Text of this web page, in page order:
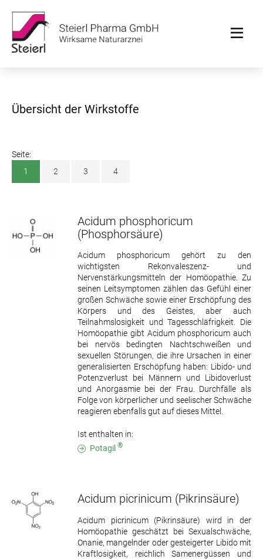
Übersicht der Wirkstoffe
Seite:
1
2 3 4
Acidum phosphoricum
(Phosphorsäure)
Acidum phosphoricum gehört zu den
wichtigsten Rekonvaleszenz- und
Nervenstärkungsmitteln der Homöopathie. Zu
seinen Leitsymptomen zählen das Gefühl einer
großen Schwäche sowie einer Erschöpfung des
Körpers und des Geistes, aber auch
Teilnahmslosigkeit und Tagesschläfrigkeit. Die
Homöopathie gibt Acidum phosphoricum auch
bei nervös bedingten Nachtschweißen und
sexuellen Störungen, die ihre Ursachen in einer
generalisierten Erschöpfung haben: Libido- und
Potenzverlust bei Männern und Libidoverlust
und Anorgasmie bei der Frau. Durchfälle als
Folge von körperlicher und seelischer Schwäche
reagieren ebenfalls gut auf dieses Mittel.
Ist enthalten in:
Potagil ®
Acidum picrinicum (Pikrinsäure)
Acidum picrinicum (Pikrinsäure) wird in der
Homöopathie geschätzt bei Sexualschwäche,
Onanie, mangelnder oder gesteigerter Libido mit
Kraftlosigkeit, reichlich Samenergüssen und